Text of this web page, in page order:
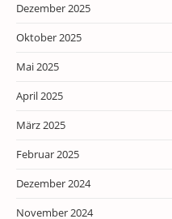
Dezember 2025
Oktober 2025
Mai 2025
April 2025
März 2025
Februar 2025
Dezember 2024
November 2024